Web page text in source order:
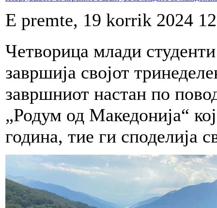
E premte, 19 korrik 2024
Четворица млади
завршија својот
завршниот настан по
„Родум од Македонија“
година, тие ги споделија